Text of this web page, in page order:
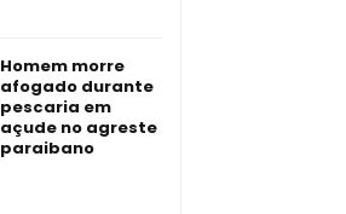
Homem morre
afogado durante
pescaria em
açude no agreste
paraibano